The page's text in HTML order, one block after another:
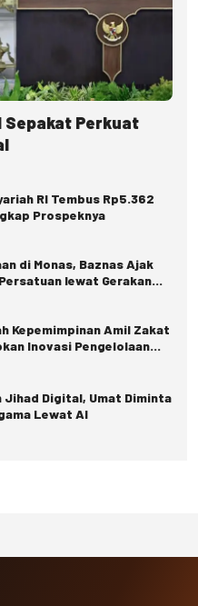
Sepakat Perkuat
RI Tembus Rp5.362
Prospeknya
di Monas, Baznas Ajak
lewat Gerakan
Kepemimpinan Amil Zakat
Inovasi Pengelolaan
Jihad Digital, Umat Diminta
Lewat AI